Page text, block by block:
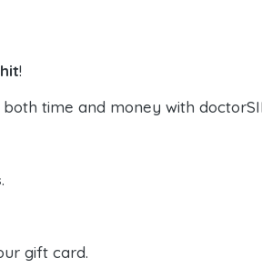
!
both time and money with
.
gift card.